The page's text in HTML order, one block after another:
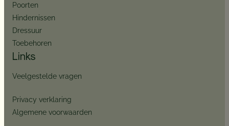
Poorten
Hindernissen
Dressuur
Toebehoren
Links
Veelgestelde vragen
Privacy verklaring
Algemene voorwaarden